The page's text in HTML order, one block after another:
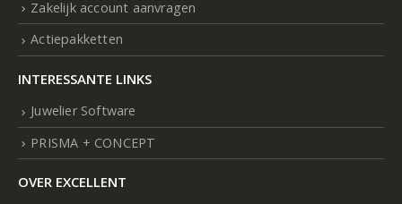
Zakelijk account aanvragen
Actiepakketten
INTERESSANTE LINKS
Juwelier Software
PRISMA + CONCEPT
OVER EXCELLENT